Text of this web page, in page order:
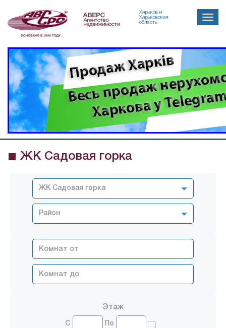
Харьков и
Харьковская
область
Toggle
ЖК Садовая горка
ЖК Садовая горка
Район
Этаж
С По